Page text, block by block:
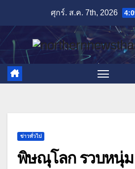
content
ศุกร์. ส.ค. 7th, 2026
ข่าวทั่วไป
พิษณุโลก รวบหนุ่ม